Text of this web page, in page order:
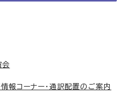
会
報コーナー・通訳配置のご案内